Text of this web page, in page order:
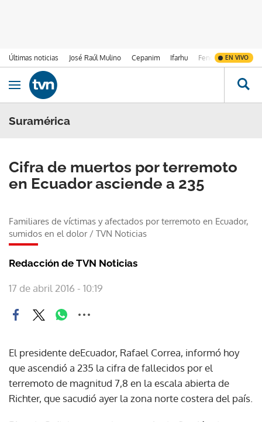
Últimas noticias José Raúl Mulino Cepanim Ifarhu Fenómeno de El
EN VIVO
Ir al contenido
Obrir navegació
Suramérica
Cifra de muertos por terremoto
en Ecuador asciende a 235
Familiares de víctimas y afectados por terremoto en Ecuador,
sumidos en el dolor/ TVN Noticias
Redacción de TVN Noticias
17 de abril 2016 - 10:19
El presidente deEcuador, Rafael Correa, informó hoy
que ascendió a 235 la cifra de fallecidos por el
terremoto de magnitud 7,8 en la escala abierta de
Richter, que sacudió ayer la zona norte costera del país.